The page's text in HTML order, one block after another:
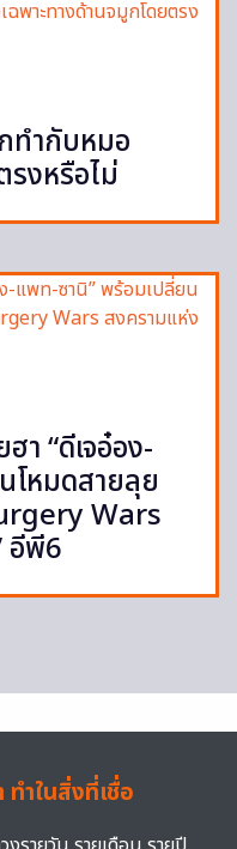
ทำกับหมอ
รงหรือไม่
า “ดีเจอ๋อง-
โหมดสายลุย
Wars
อีพี6
ำในสิ่งที่เชื่อ